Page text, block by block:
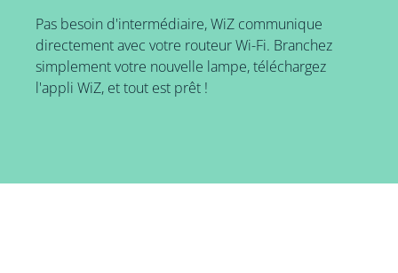
Pas besoin d'intermédiaire, WiZ communique
directement avec votre routeur Wi-Fi. Branchez
simplement votre nouvelle lampe, téléchargez
l'appli WiZ, et tout est prêt !